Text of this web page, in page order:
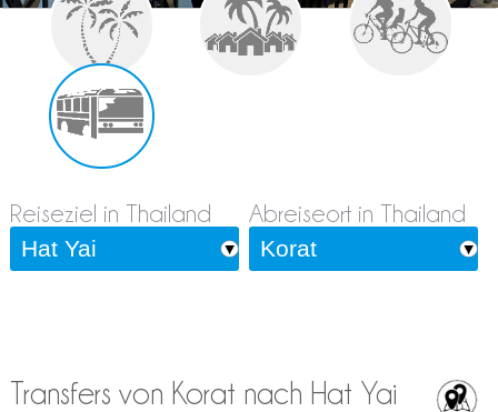
Reiseziel in Thailand Abreiseort in Thailand
Transfers von Korat nach Hat Yai